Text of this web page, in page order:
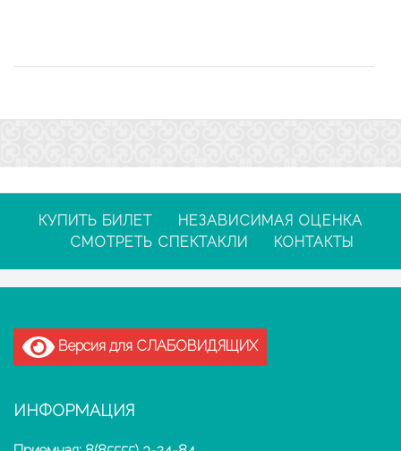
КУПИТЬ БИЛЕТ
НЕЗАВИСИМАЯ ОЦЕНКА
СМОТРЕТЬ СПЕКТАКЛИ
КОНТАКТЫ
Версия для СЛАБОВИДЯЩИХ
ИНФОРМАЦИЯ